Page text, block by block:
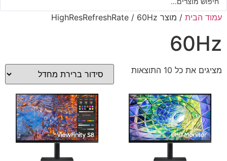
עמוד הבית / מוצר HighResRefreshRate / 60Hz
60Hz
מציגים את כל ⁦10⁩ התוצאות